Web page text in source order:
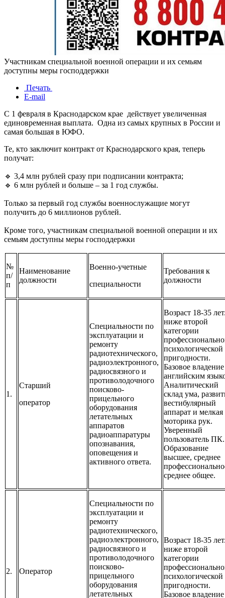
Участникам специальной военной операции и их семьям
доступны меры господдержки
Печать
E-mail
С 1 февраля в Краснодарском крае действует увеличенная
единовременная выплата. Одна из самых крупных в России и
самая большая в ЮФО.
Те, кто заключит контракт от Краснодарского края, теперь
получат:
🔹 3,4 млн рублей сразу при подписании контракта;
🔹 6 млн рублей и больше – за 1 год службы.
Только за первый год службы военнослужащие могут
получить до 6 миллионов рублей.
Кроме того, участникам специальной военной операции и их
семьям доступны меры господдержки
№
п/
п
Наименование
должности
Военно-учетные
специальности
Требования к
должности
1.
Старший
оператор
Специальности по
эксплуатации и
ремонту
радиотехнического,
радиоэлектронного,
радиосвязного и
противолодочного
поисково-
прицельного
оборудования
летательных
аппаратов
радиоаппаратуры
опознавания,
оповещения и
активного ответа.
Возраст 18-35
ниже второй
категории
психологической
пригодности.
Базовое владение
английским
Аналитический
склад ума,
вестибулярный
аппарат и мелкая
моторика рук.
Уверенный
пользователь ПК.
Образование
высшее, среднее
среднее общее.
2. Оператор
Специальности по
эксплуатации и
ремонту
радиотехнического,
радиоэлектронного,
радиосвязного и
противолодочного
поисково-
прицельного
оборудования
летательных
Возраст 18-35
ниже второй
категории
психологической
пригодности.
Базовое владение